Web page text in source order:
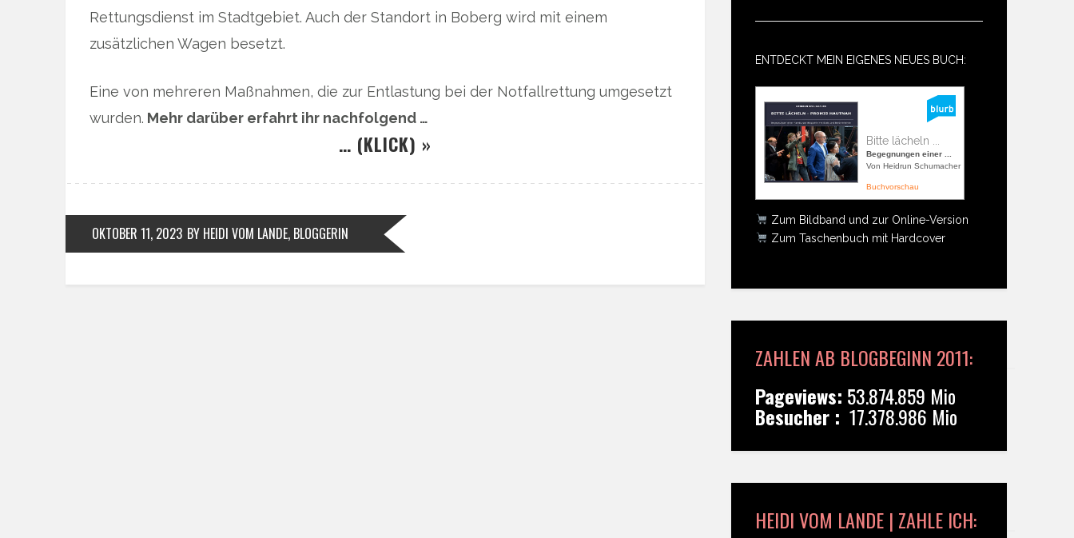
Rettungsdienst im Stadtgebiet. Auch der Standort in Boberg wird mit einem
zusätzlichen Wagen besetzt.
Eine von mehreren Maßnahmen, die zur Entlastung bei der Notfallrettung umgesetzt
wurden. Mehr darüber erfahrt ihr nachfolgend …
… (KLICK) »
OKTOBER 11, 2023 BY HEIDI VOM LANDE, BLOGGERIN
ENTDECKT MEIN EIGENES NEUES BUCH:
Bitte lächeln ...
Begegnungen einer ...
Von Heidrun Schumacher
Buchvorschau
Zum Bildband und zur Online-Version
Zum Taschenbuch mit Hardcover
ZAHLEN AB BLOGBEGINN 2011:
Pageviews: 53.874.859 Mio
Besucher : 17.378.986 Mio
HEIDI VOM LANDE | ZAHLE ICH: